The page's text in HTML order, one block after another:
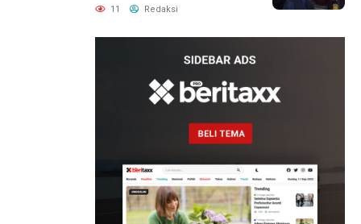
Pemanggilan Ulang BPR
11 Redaksi
16 jam lalu
Pemilik
Royal
Phone